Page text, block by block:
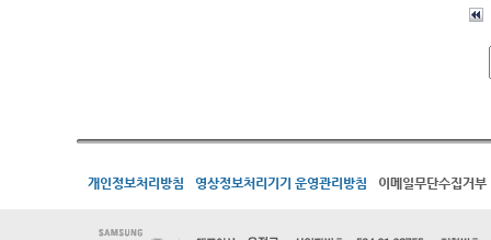
개인정보처리방침 영상정보처리기기 운영관리방침 이메일무단수집거부